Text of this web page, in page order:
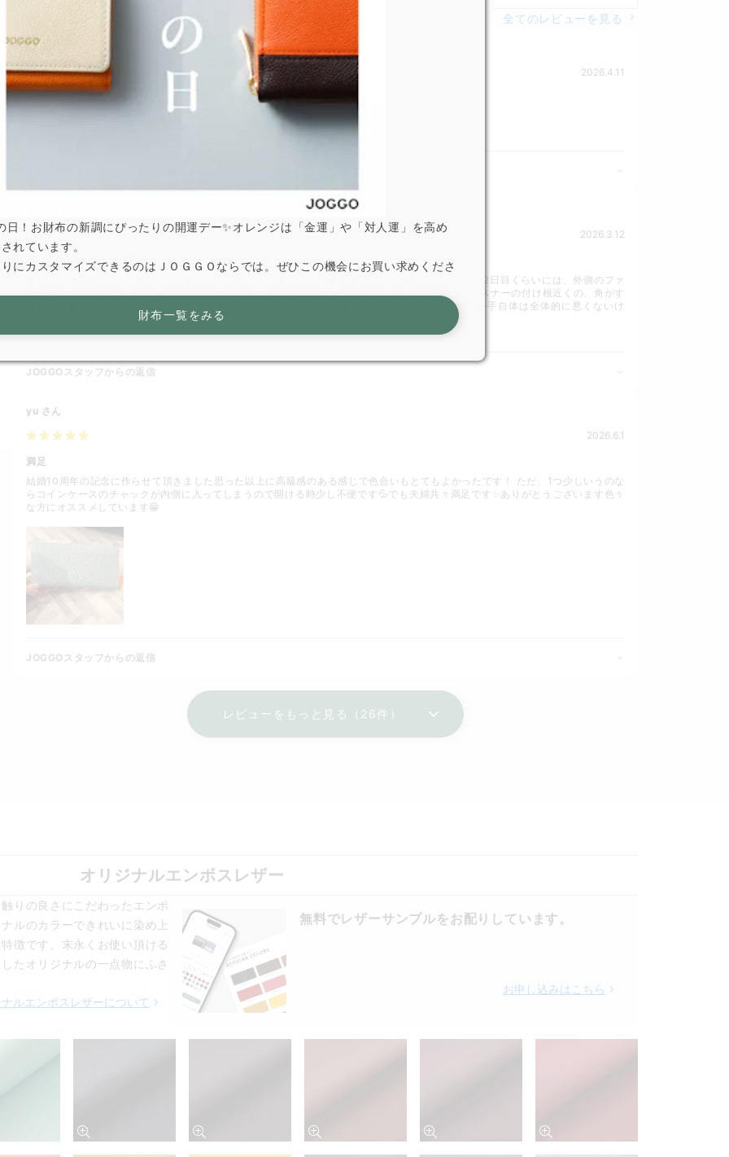
全てのレビューを見る
ななみ
2026.4.11
サプライズ成功
2026.3.12
早々に剥げや角のひび割れが出てきた
届いた時は感動した。自分で色を選んだだけあって、使ううちに愛着も湧いてくる。ただ、使って2日目くらいには、外側のファ
スナー近くの生地が剥げているのに気づいた。バッグに入れていただけなのに。さらに今日、ファスナーの付け根近くの、角がす
れてひび割れ始めていた。傷つきやすい部分だろうけど、1ヶ月も経たないのでショック。使い勝手自体は全体的に悪くないけ
ど、小銭入れのファスナーの取っ手が細すぎて掴みづらい。
JOGGOスタッフからの返信
yu さん
2026.6.1
満足
結婚10周年の記念に作らせて頂きました思った以上に高級感のある感じで色合いもとてもよかったです！ ただ、1つ少しいうのな
らコインケースのチャックが内側に入ってしまうので開ける時少し不便です💦でも夫婦共々満足です✨️ありがとうございます色々
な方にオススメしています😁
JOGGOスタッフからの返信
レビューをもっと見る（26件）
オリジナルエンボスレザー
りの良さにこだわったエンボ
ルのカラーできれいに染め上
徴です。末永くお使い頂ける
たオリジナルの一点物にふさ
ルエンボスレザーについて
無料でレザーサンプルをお配りしています。
お申し込みはこちら
！お財布の新調にぴったりの開運デー✨オレンジは「金運」や「対人運」を高め
れています。
にカスタマイズできるのはＪＯＧＧＯならでは。ぜひこの機会にお買い求めくださ
財布一覧をみる